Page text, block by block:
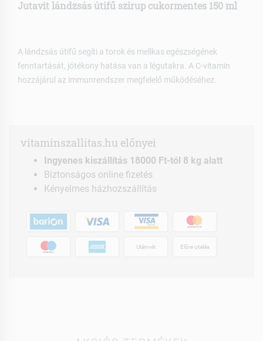
Jutavit lándzsás útifű szirup cukormentes 150 ml
A lándzsás útifű segíti a torok és mellkas egészségének
fenntartását, jótékony hatása van a légutakra. A C-vitamin
hozzájárul az immunrendszer megfelelő működéséhez.
vitaminszallitas.hu előnyei
Ingyenes kiszállítás 18000 Ft-tól 8 kg alatt
Biztonságos online fizetés
Kényelmes házhozszállítás
Utánvét Előre utalás